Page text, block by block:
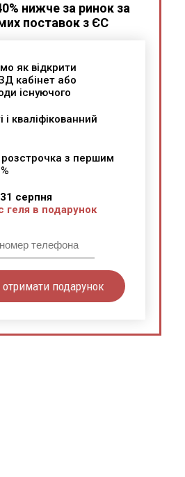
нижче за ринок за
поставок з ЄС
як відкрити
кабінет або
існуючого
і кваліфікованний
розстрочка з першим
серпня
геля в подарунок
подарунок